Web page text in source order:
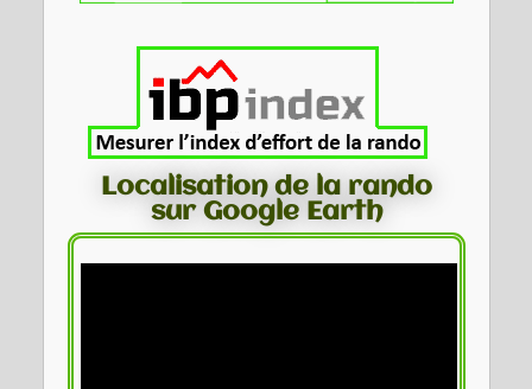
Localisation de la rando
sur Google Earth